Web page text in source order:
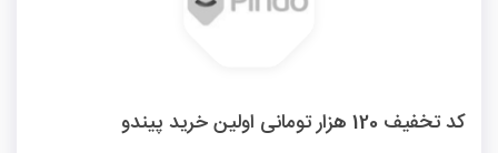
کد تخفیف 120 هزار تومانی اولین خرید پیندو